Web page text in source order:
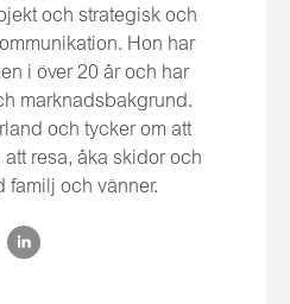
och strategisk och
Hon har
i över 20 år och har
marknadsbakgrund.
och tycker om att
resa, åka skidor och
familj och vänner.